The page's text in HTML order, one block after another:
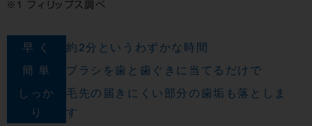
フィリップス調べ
早 く 約2分というわずかな時間
簡 単 ブラシを歯と歯ぐきに当てるだけで
しっか
り
毛先の届きにくい部分の歯垢も落としま
す